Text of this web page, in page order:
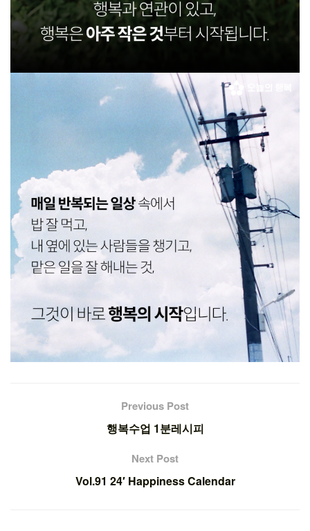
Previous Post
행복수업 1분레시피
Next Post
Vol.91 24′ Happiness Calendar